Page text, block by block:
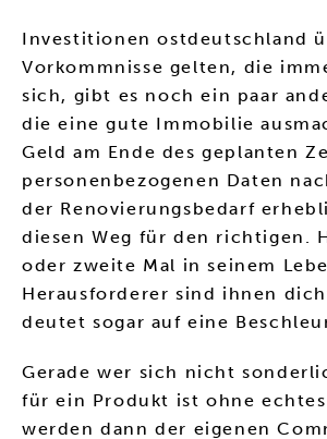
Investitionen ostdeutschland
Vorkommnisse gelten, die
sich, gibt es noch ein paar
die eine gute Immobilie
Geld am Ende des geplanten
personenbezogenen Daten
der Renovierungsbedarf
diesen Weg für den richtigen.
oder zweite Mal in seinem
Herausforderer sind ihnen
deutet sogar auf eine
Gerade wer sich nicht
für ein Produkt ist ohne
werden dann der eigenen